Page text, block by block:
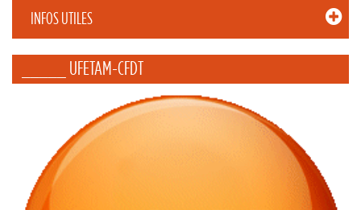
INFOS UTILES
_____ UFETAM-CFDT